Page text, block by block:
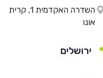
השדרה האקדמית 1, קרית
אונו
ירושלים